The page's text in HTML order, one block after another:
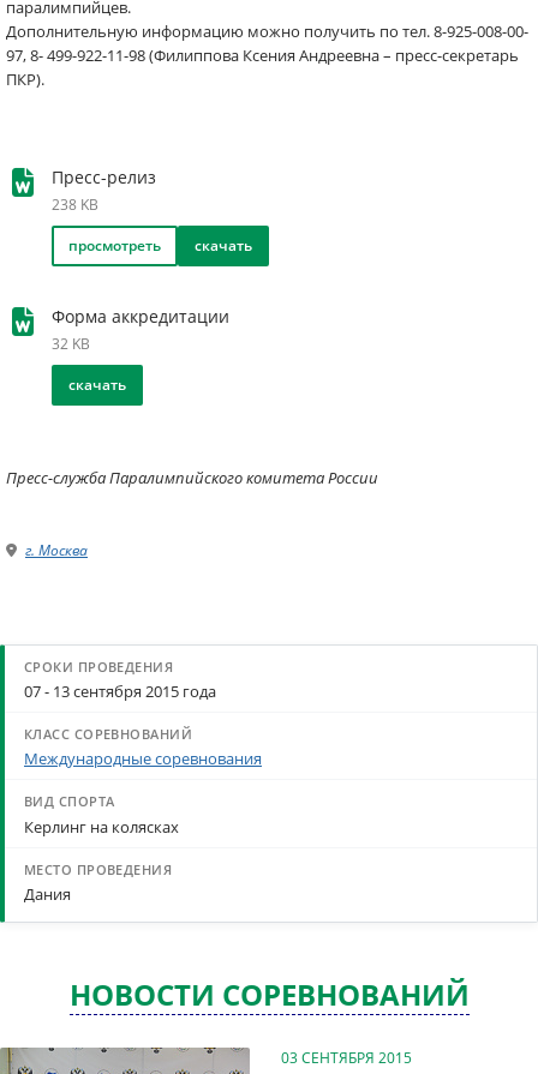
паралимпийцев.
Дополнительную информацию можно получить по тел.8-925-008-00-
97, 8- 499-922-11-98(Филиппова Ксения Андреевна – пресс-секретарь
ПКР).
Пресс-релиз
238 KB
просмотреть
скачать
Форма аккредитации
32 KB
скачать
Пресс-служба Паралимпийского комитета России
г. Москва
07 - 13 сентября 2015 года
Международные соревнования
Керлинг на колясках
Дания
НОВОСТИ СОРЕВНОВАНИЙ
03 СЕНТЯБРЯ 2015